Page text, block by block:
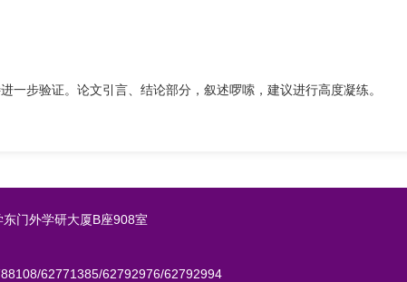
步验证。论文引言、结论部分，叙述啰嗦，建议进行高度凝练。
东门外学研大厦B座908室
62771385/62792976/62792994